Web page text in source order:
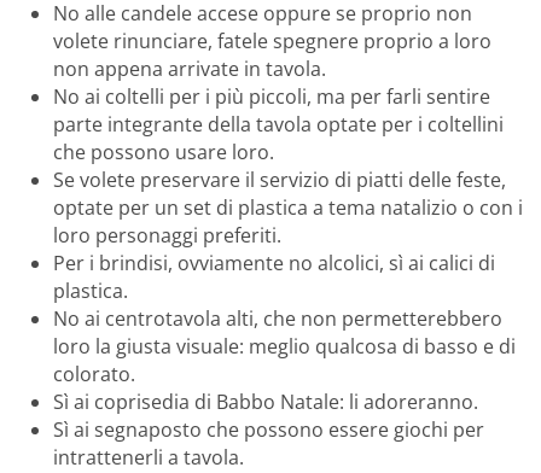
No alle candele accese oppure se proprio non
volete rinunciare, fatele spegnere proprio a loro
non appena arrivate in tavola.
No ai coltelli per i più piccoli, ma per farli sentire
parte integrante della tavola optate per i coltellini
che possono usare loro.
Se volete preservare il servizio di piatti delle feste,
optate per un set di plastica a tema natalizio o con i
loro personaggi preferiti.
Per i brindisi, ovviamente no alcolici, sì ai calici di
plastica.
No ai centrotavola alti, che non permetterebbero
loro la giusta visuale: meglio qualcosa di basso e di
colorato.
Sì ai coprisedia di Babbo Natale: li adoreranno.
Sì ai segnaposto che possono essere giochi per
intrattenerli a tavola.